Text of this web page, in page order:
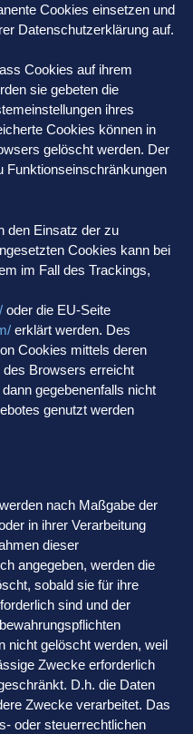
Cookies einsetzen und
Datenschutzerklärung auf.
Cookies auf ihrem
sie gebeten die
ihres
Cookies können in
gelöscht werden. Der
den Einsatz der zu
Cookies kann bei
im Fall des Trackings,
oder die EU-Seite
erklärt werden. Des
Cookies mittels deren
des Browsers erreicht
gegebenenfalls nicht
genutzt werden
nach Maßgabe der
in ihrer Verarbeitung
dieser
angegeben, werden die
sobald sie für ihre
sind und der
nicht gelöscht werden, weil
Zwecke erforderlich
D.h. die Daten
Zwecke verarbeitet. Das
oder steuerrechtlichen